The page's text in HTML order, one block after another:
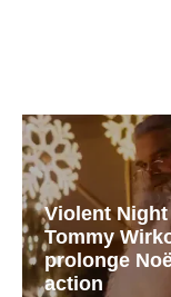
Violent Night
Tommy
prolonge
action